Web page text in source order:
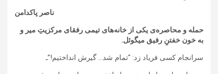
ناصر پاکدامن
حمله و محاصره‌ی یکی از خانه‌های تیمی رفقای مرکزیتِ میر و
به خون خفتنِ رفیق میگوئل.
سرانجام کسی فریاد زد: “تمام شد… گیرش انداختیم!”ـ